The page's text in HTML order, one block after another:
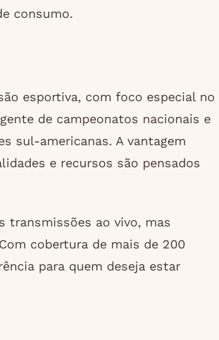
consumo.
esportiva, com foco especial no
de campeonatos nacionais e
sul-americanas. A vantagem
e recursos são pensados
transmissões ao vivo, mas
cobertura de mais de 200
para quem deseja estar